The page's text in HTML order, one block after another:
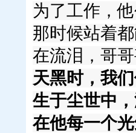
为了工作，
那时候站着
在流泪，哥
天黑时，我
生于尘世中
在他每一个